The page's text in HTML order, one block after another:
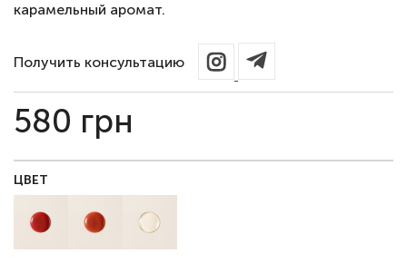
карамельный аромат.
Получить консультацию
580 грн
ЦВЕТ